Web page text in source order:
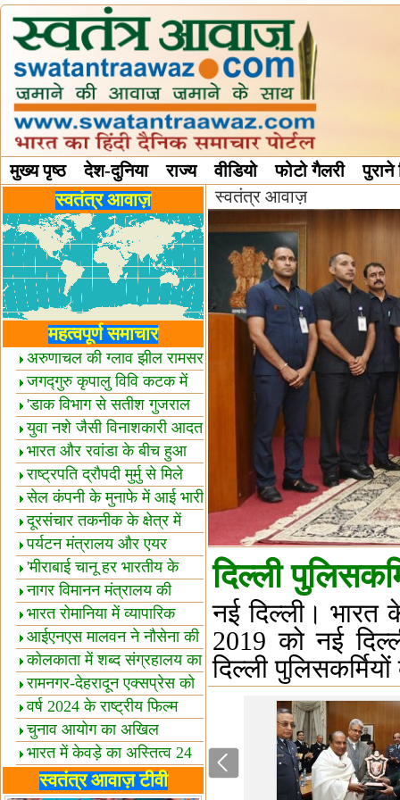
मुख्य पृष्ठ देश-दुनिया राज्य वीडियो फोटो गैलरी
विविध स्तंभस्वतंत्र आवाज़
महत्वपूर्ण समाचार
अरुणाचल की ग्लाव झील रामसर
स्थल घोषित
जगद्गुरु कृपालु विवि कटक में
शैक्षिक सत्र शुरू
'डाक विभाग से सतीश गुजराल
का रिश्ता गहरा'
युवा नशे जैसी विनाशकारी आदत
से दूर रहें-मोदी
भारत और रवांडा के बीच हुआ
व्यापार विस्तार
राष्ट्रपति द्रौपदी मुर्मु से मिले
बस्तर के प्रतिनिधि
सेल कंपनी के मुनाफे में आई भारी
उछाल!
दूरसंचार तकनीक के क्षेत्र में
उत्कृष्टता पुरस्कार
पर्यटन मंत्रालय और एयर
इंडिया में समझौता
'मीराबाई चानू हर भारतीय के
लिए प्रेरणा'
नागर विमानन मंत्रालय की
यात्रियों को सलाह
भारत रोमानिया में व्यापारिक
साझेदारियां
आईएनएस मालवन ने नौसेना की
ताकत बढ़ाई
कोलकाता में शब्द संग्रहालय का
उद्घाटन
रामनगर-देहरादून एक्सप्रेस को
हरी झंडी
वर्ष 2024 के राष्ट्रीय फिल्म
पुरस्कारों की घोषणा
चुनाव आयोग का अखिल
भारतीय मीडिया सम्मेलन
भारत में केवड़े का अस्तित्‍व 24
लाख वर्ष!
लखनऊ में 'एक राष्ट्र एक
स्वतंत्र आवाज़ टीवी
स्वतंत्र आवाज़
दिल्ली
नई दिल्ली। भारत
2019 को नई
दिल्ली